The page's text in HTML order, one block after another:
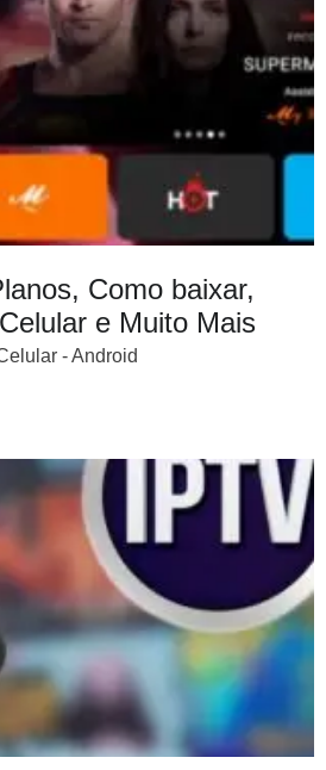
Como baixar,
e Muito Mais
- Android